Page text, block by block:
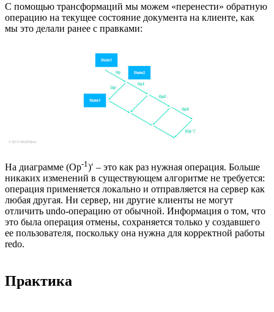
С помощью трансформаций мы можем «перенести» обратную
операцию на текущее состояние документа на клиенте, как
мы это делали ранее с правками:
На диаграмме (Op-1)′ – это как раз нужная операция. Больше
никаких изменений в существующем алгоритме не требуется:
операция применяется локально и отправляется на сервер как
любая другая. Ни сервер, ни другие клиенты не могут
отличить undo-операцию от обычной. Информация о том, что
это была операция отмены, сохраняется только у создавшего
ее пользователя, поскольку она нужна для корректной работы
redo.
Практика